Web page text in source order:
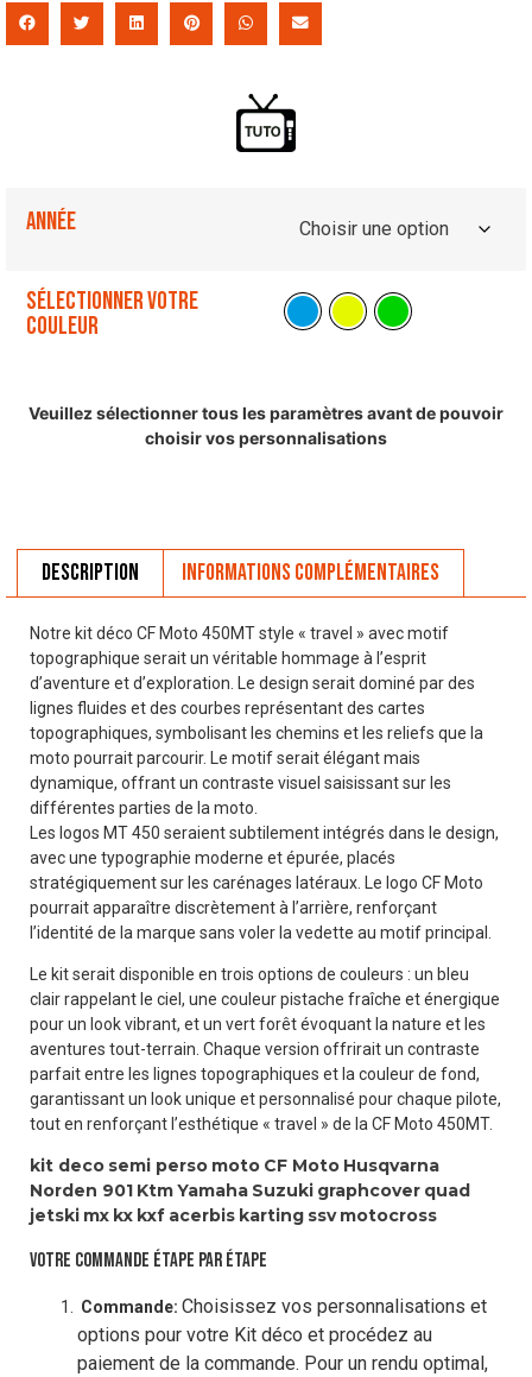
Année
Sélectionner votre
couleur
Veuillez sélectionner tous les paramètres avant de pouvoir
choisir vos personnalisations
Description Informations complémentaires
Notre kit déco CF Moto 450MT style « travel » avec motif
topographique serait un véritable hommage à l’esprit
d’aventure et d’exploration. Le design serait dominé par des
lignes fluides et des courbes représentant des cartes
topographiques, symbolisant les chemins et les reliefs que la
moto pourrait parcourir. Le motif serait élégant mais
dynamique, offrant un contraste visuel saisissant sur les
différentes parties de la moto.
Les logos MT 450 seraient subtilement intégrés dans le design,
avec une typographie moderne et épurée, placés
stratégiquement sur les carénages latéraux. Le logo CF Moto
pourrait apparaître discrètement à l’arrière, renforçant
l’identité de la marque sans voler la vedette au motif principal.
Le kit serait disponible en trois options de couleurs : un bleu
clair rappelant le ciel, une couleur pistache fraîche et énergique
pour un look vibrant, et un vert forêt évoquant la nature et les
aventures tout-terrain. Chaque version offrirait un contraste
parfait entre les lignes topographiques et la couleur de fond,
garantissant un look unique et personnalisé pour chaque pilote,
tout en renforçant l’esthétique « travel » de la CF Moto 450MT.
kit deco semi perso moto CF Moto Husqvarna
Norden 901 KtmYamaha Suzuki graphcover quad
jetski mx kx kxf acerbis karting ssv motocross
VOTRE COMMANDE ÉTAPE PAR ÉTAPE
Commande: Choisissez vos personnalisations et
options pour votre Kit déco et procédez au
paiement de la commande. Pour un rendu optimal,